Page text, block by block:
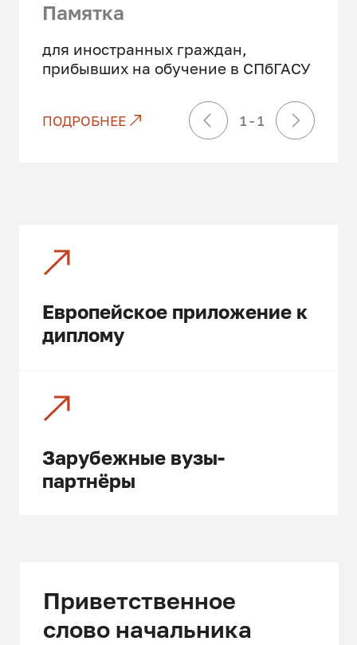
Памятка
для иностранных граждан,
прибывших на обучение в СПбГАСУ
1 - 1
ПОДРОБНЕЕ
Европейское приложение к
диплому
Зарубежные вузы-
партнёры
Приветственное
слово начальника